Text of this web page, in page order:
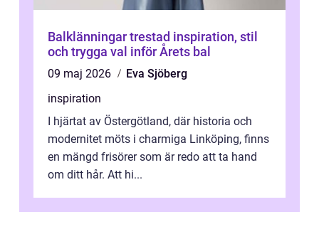
Balklänningar trestad inspiration, stil
och trygga val inför Årets bal
09 maj 2026
Eva Sjöberg
inspiration
I hjärtat av Östergötland, där historia och
modernitet möts i charmiga Linköping, finns
en mängd frisörer som är redo att ta hand
om ditt hår. Att hi...